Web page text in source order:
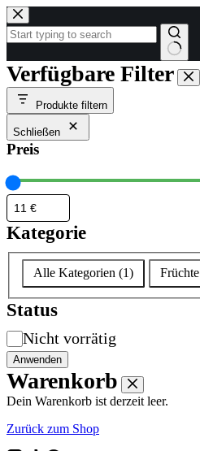
Zum
Inhalt
springen
Keine
Ergebnisse
Verfügbare Filter
Produkte filtern
Schließen
Preis
Kategorie
Kategorie
Alle Kategorien (1) Früchte
Status
Verfügbarkeit
Nicht vorrätig
Anwenden
Warenkorb
Dein Warenkorb ist derzeit leer.
Zurück zum Shop